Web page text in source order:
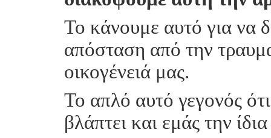
Το κάνουμε αυτό για να
απόσταση από την
οικογένειά μας.
Το απλό αυτό γεγονός
βλάπτει και εμάς την